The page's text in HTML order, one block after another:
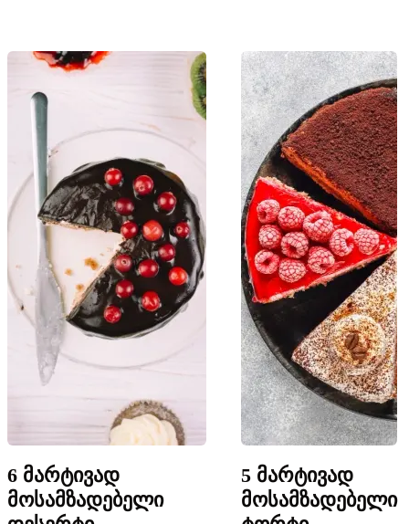
6 მარტივად
მოსამზადებელი
5 მარტივად
მოსამზადებელი